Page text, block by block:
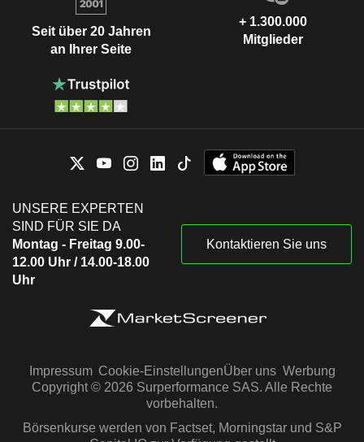
Seit über 20 Jahren
an Ihrer Seite
+ 1.300.000
Mitglieder
UNSERE EXPERTEN
SIND FÜR SIE DA
Montag - Freitag 9.00-
12.00 Uhr / 14.00-18.00
Uhr
Kontaktieren Sie uns
Impressum Cookie-EinstellungenÜber uns Werbung
Copyright © 2026 Surperformance SAS. Alle Rechte
vorbehalten.
Börsenkurse werden von Factset, Morningstar und S&P